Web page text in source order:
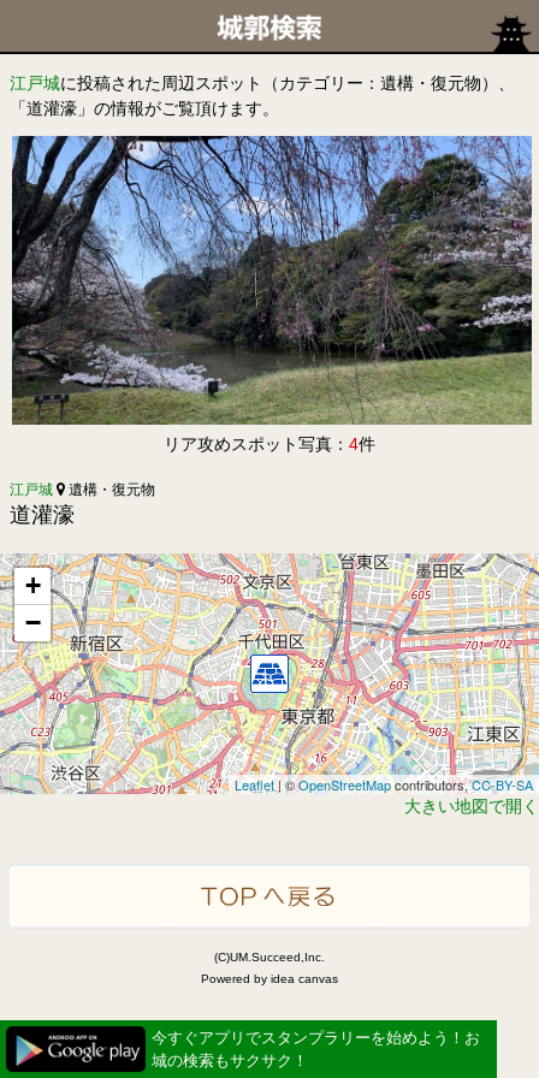
江戸城に投稿された周辺スポット（カテゴリー：遺構・復元物）、
「道灌濠」の情報がご覧頂けます。
リア攻めスポット写真： 4件
江戸城 遺構・復元物
道灌濠
+
−
Leaflet| ©OpenStreetMapcontributors,CC-BY-SA
大きい地図で開く
(C)UM.Succeed,Inc.
Powered by idea canvas
今すぐアプリでスタンプラリーを始めよう！お
城の検索もサクサク！